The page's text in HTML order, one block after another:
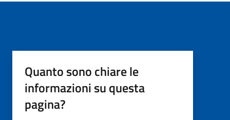
Quanto sono chiare le
informazioni su questa
pagina?